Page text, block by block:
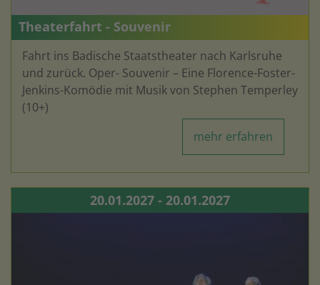
Theaterfahrt - Souvenir
Fahrt ins Badische Staatstheater nach Karlsruhe
und zurück. Oper- Souvenir – Eine Florence-Foster-
Jenkins-Komödie mit Musik von Stephen Temperley
(10+)
mehr erfahren
20.01.2027 - 20.01.2027